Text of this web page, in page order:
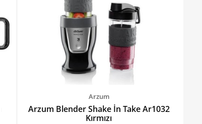
Arzum
Arzum Blender Shake İn Take Ar1032
Kırmızı